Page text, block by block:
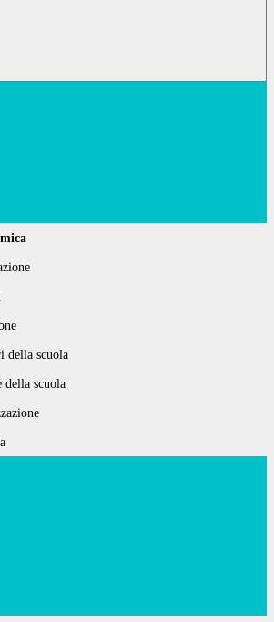
della scuola
della scuola